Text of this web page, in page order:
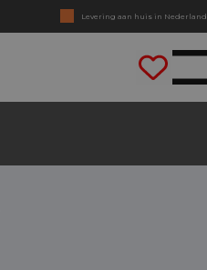
Levering aan huis in Nederland
Geen jaarcijfers nodig
Direct rijden